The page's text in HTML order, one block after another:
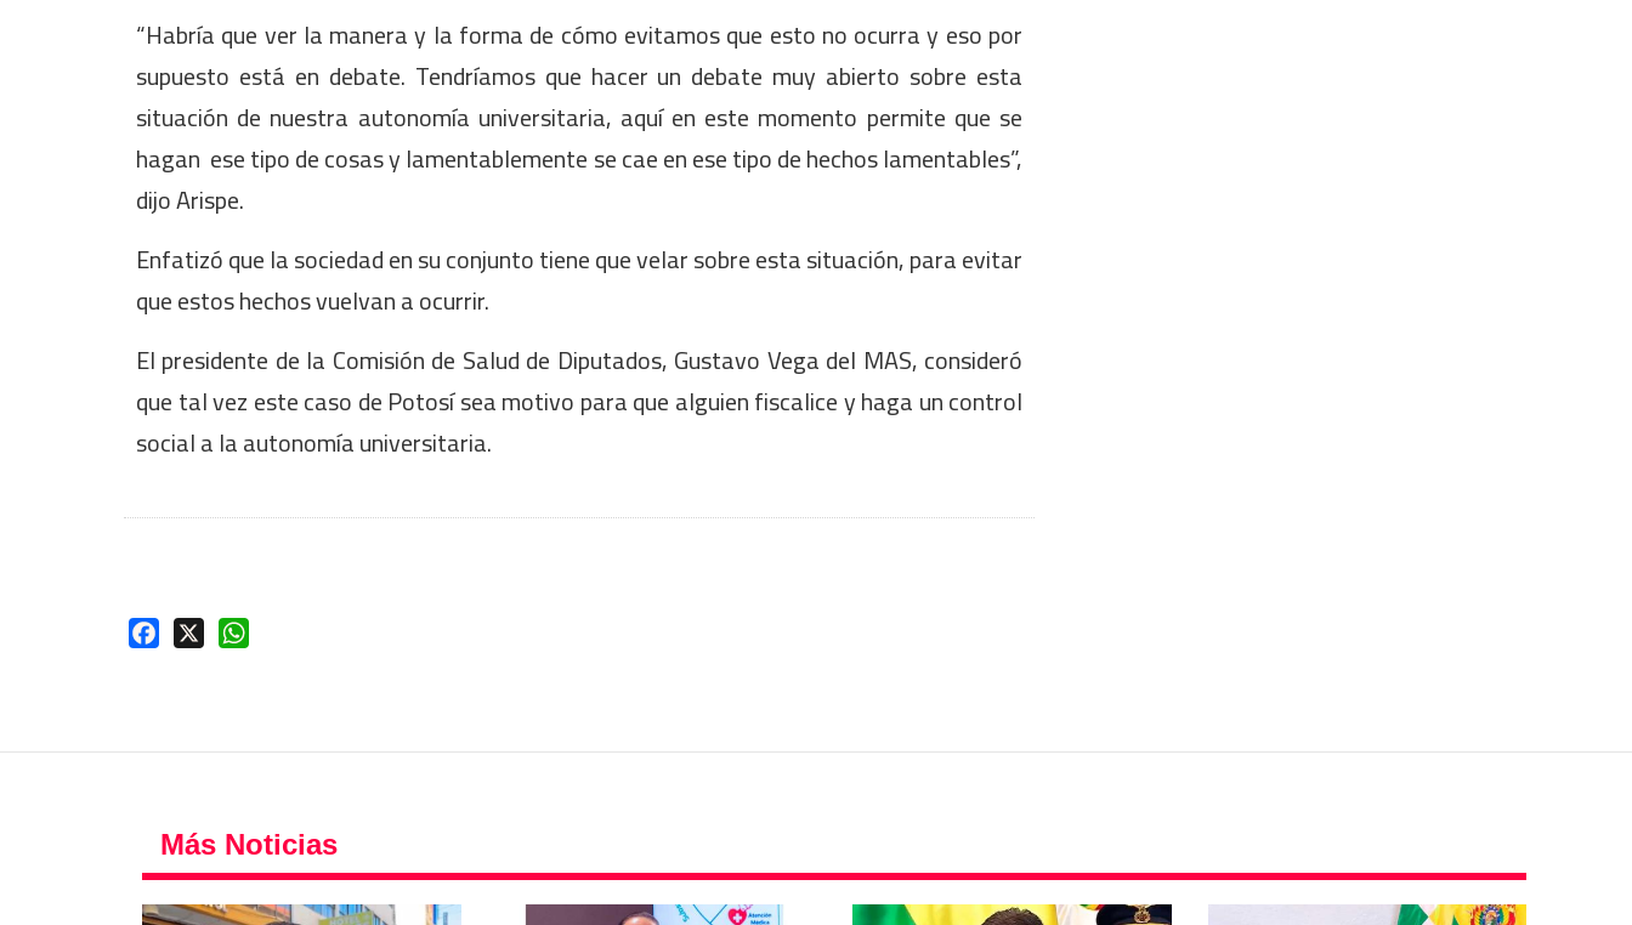
“Habría que ver la manera y la forma de cómo evitamos que esto no ocurra y eso por
supuesto está en debate. Tendríamos que hacer un debate muy abierto sobre esta
situación de nuestra autonomía universitaria, aquí en este momento permite que se
hagan ese tipo de cosas y lamentablemente se cae en ese tipo de hechos lamentables”,
dijo Arispe.
Enfatizó que la sociedad en su conjunto tiene que velar sobre esta situación, para evitar
que estos hechos vuelvan a ocurrir.
El presidente de la Comisión de Salud de Diputados, Gustavo Vega del MAS, consideró
que tal vez este caso de Potosí sea motivo para que alguien fiscalice y haga un control
social a la autonomía universitaria.
Facebook
Más Noticias